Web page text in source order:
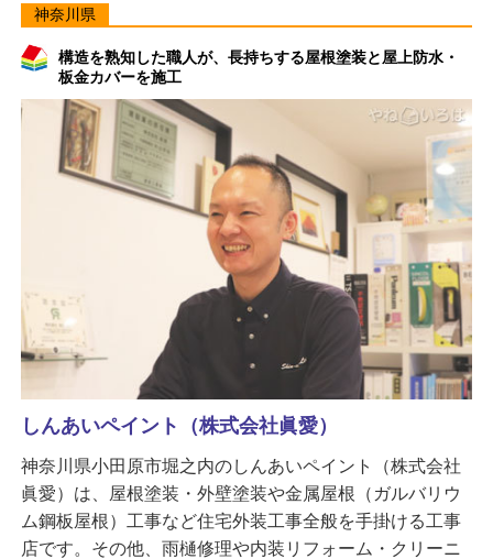
神奈川県
構造を熟知した職人が、長持ちする屋根塗装と屋上防水・
板金カバーを施工
しんあいペイント（株式会社眞愛）
神奈川県小田原市堀之内のしんあいペイント（株式会社
眞愛）は、屋根塗装・外壁塗装や金属屋根（ガルバリウ
ム鋼板屋根）工事など住宅外装工事全般を手掛ける工事
店です。その他、雨樋修理や内装リフォーム・クリーニ